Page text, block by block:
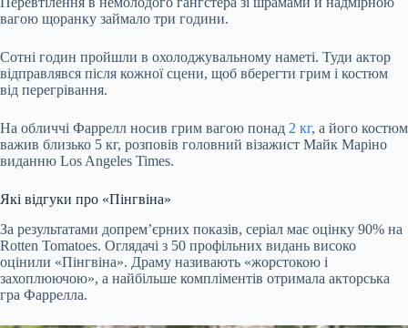
вагою щоранку займало три години.
Сотні годин пройшли в охолоджувальному наметі. Туди актор
відправлявся після кожної сцени, щоб вберегти грим і костюм
від перегрівання.
На обличчі Фаррелл носив грим вагою понад 2 кг, а його костюм
важив близько 5 кг, розповів головний візажист Майк Маріно
виданню Los Angeles Times.
Які відгуки про «Пінгвіна»
За результатами допрем’єрних показів, серіал має оцінку 90% на
Rotten Tomatoes. Оглядачі з 50 профільних видань високо
оцінили «Пінгвіна». Драму називають «жорстокою і
захоплюючою», а найбільше компліментів отримала акторська
гра Фаррелла.